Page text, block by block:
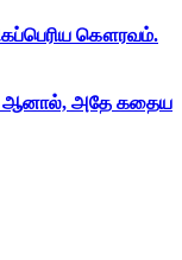
கௌரவம்.
- ஆனால், அதே கதைய